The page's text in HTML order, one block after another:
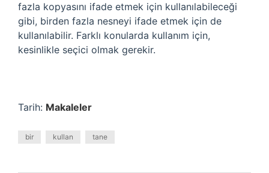
fazla kopyasını ifade etmek için kullanılabileceği
gibi, birden fazla nesneyi ifade etmek için de
kullanılabilir. Farklı konularda kullanım için,
kesinlikle seçici olmak gerekir.
Tarih: Makaleler
bir kullan tane